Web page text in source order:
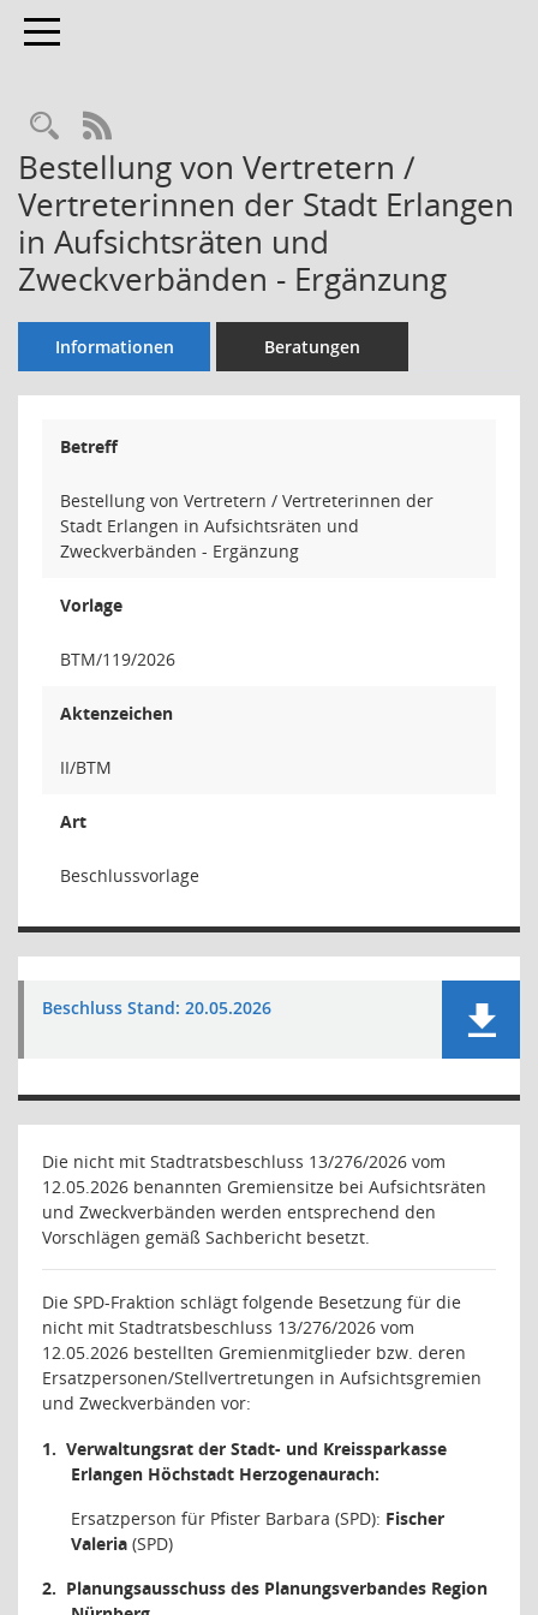
Toggle navigation
Rechercheauswahl
RSS-Feed
Bestellung von Vertretern /
Vertreterinnen der Stadt Erlangen
in Aufsichtsräten und
Zweckverbänden - Ergänzung
Informationen Beratungen
Betreff
Bestellung von Vertretern / Vertreterinnen der
Stadt Erlangen in Aufsichtsräten und
Zweckverbänden - Ergänzung
Vorlage
BTM/119/2026
Aktenzeichen
II/BTM
Art
Beschlussvorlage
Beschluss Stand: 20.05.2026
Die nicht mit Stadtratsbeschluss 13/276/2026 vom
12.05.2026 benannten Gremiensitze bei Aufsichtsräten
und Zweckverbänden werden entsprechend den
Vorschlägen gemäß Sachbericht besetzt.
Die SPD-Fraktion schlägt folgende Besetzung für die
nicht mit Stadtratsbeschluss 13/276/2026 vom
12.05.2026 bestellten Gremienmitglieder bzw. deren
Ersatzpersonen/Stellvertretungen in Aufsichtsgremien
und Zweckverbänden vor:
1. Verwaltungsrat der Stadt- und Kreissparkasse
Erlangen Höchstadt Herzogenaurach:
Ersatzperson für Pfister Barbara (SPD): Fischer
Valeria (SPD)
2. Planungsausschuss des Planungsverbandes Region